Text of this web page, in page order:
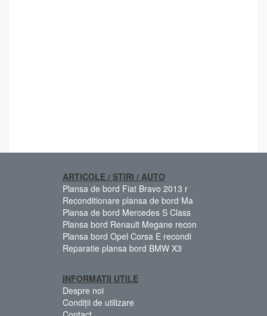
ARTICOLE / STIRI / AUTO
Plansa de bord Fiat Bravo 2013 r
Reconditionare plansa de bord Ma
Plansa de bord Mercedes S Class
Plansa bord Renault Megane recon
Plansa bord Opel Corsa E recondi
Reparatie plansa bord BMW X3
INFORMATII UTILE
Despre noi
Condiții de utilizare